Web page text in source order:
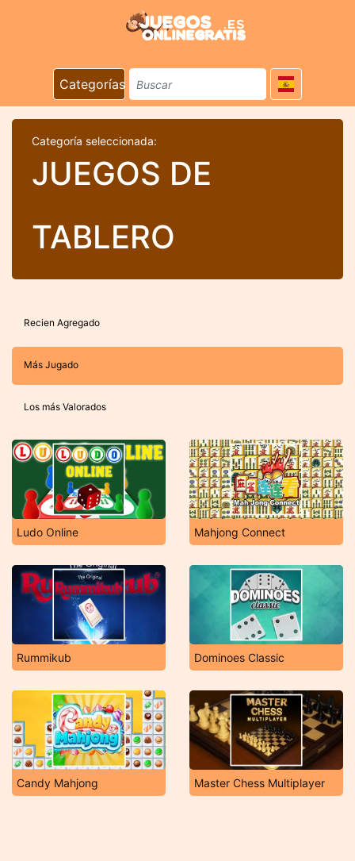
Categorías
Categoría seleccionada:
JUEGOS DE
TABLERO
Recien Agregado
Más Jugado
Los más Valorados
Ludo Online Mahjong Connect
Rummikub Dominoes Classic
Candy Mahjong Master Chess Multiplayer